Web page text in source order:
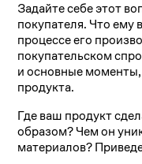
Задайте себе этот
покупателя. Что ему
процессе его
покупательском
и основные
продукта.
Где ваш продукт
образом? Чем он
материалов?